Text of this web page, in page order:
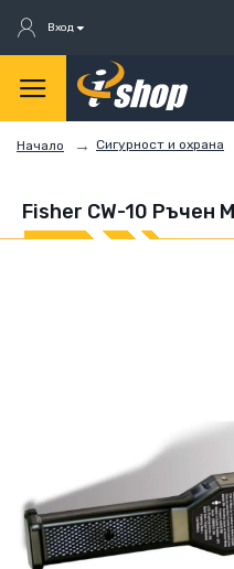
Вход
Начало Сигурност и охрана
Fisher CW-10 Ръчен